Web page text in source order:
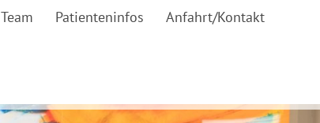
Team Patienteninfos Anfahrt/Kontakt